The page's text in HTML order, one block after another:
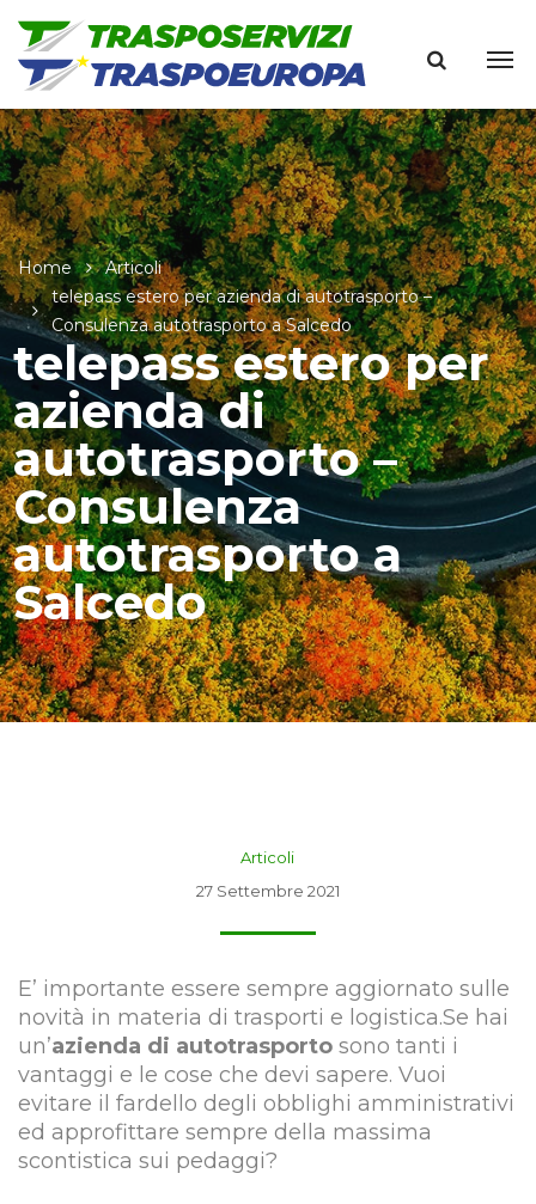
Home
Articoli
telepass estero per azienda di autotrasporto –
Consulenza autotrasporto a Salcedo
telepass estero per
azienda di
autotrasporto –
Consulenza
autotrasporto a
Salcedo
Articoli
27 Settembre 2021
E’ importante essere sempre aggiornato sulle
novità in materia di trasporti e logistica.Se hai
un’azienda di autotrasporto sono tanti i
vantaggi e le cose che devi sapere. Vuoi
evitare il fardello degli obblighi amministrativi
ed approfittare sempre della massima
scontistica sui pedaggi?